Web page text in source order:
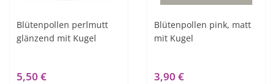
Blütenpollen perlmutt
glänzend mit Kugel
5,50 €
Blütenpollen pink, matt
mit Kugel
3,90 €